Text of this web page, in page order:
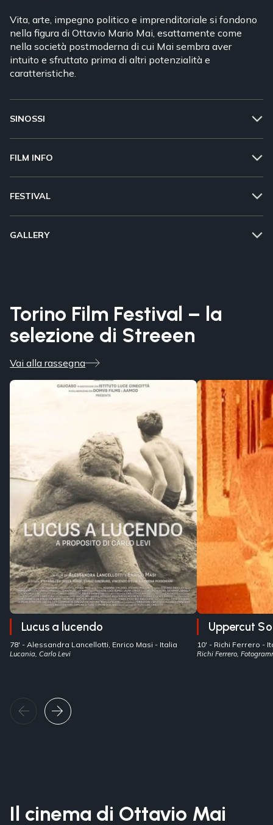
Vita, arte, impegno politico e imprenditoriale si fondono
nella figura di Ottavio Mario Mai, esattamente come
nella società postmoderna di cui Mai sembra aver
intuito e sfruttato prima di altri potenzialità e
caratteristiche.
SINOSSI
FILM INFO
FESTIVAL
GALLERY
Torino Film Festival – la
selezione di Streeen
Vai alla rassegna
Lucus a lucendo
78' -Alessandra Lancellotti, Enrico Masi - Italia
Lucania, Carlo Levi
Uppercut
10' - Richi Ferrero -
Richi Ferrero,
Il cinema di Ottavio Mai